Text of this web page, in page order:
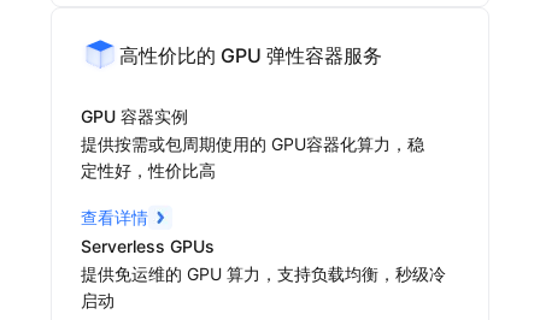
高性价比的 GPU 弹性容器服务
GPU 容器实例
提供按需或包周期使用的 GPU容器化算力，稳
定性好，性价比高
查看详情
Serverless GPUs
提供免运维的 GPU 算力，支持负载均衡，秒级冷
启动